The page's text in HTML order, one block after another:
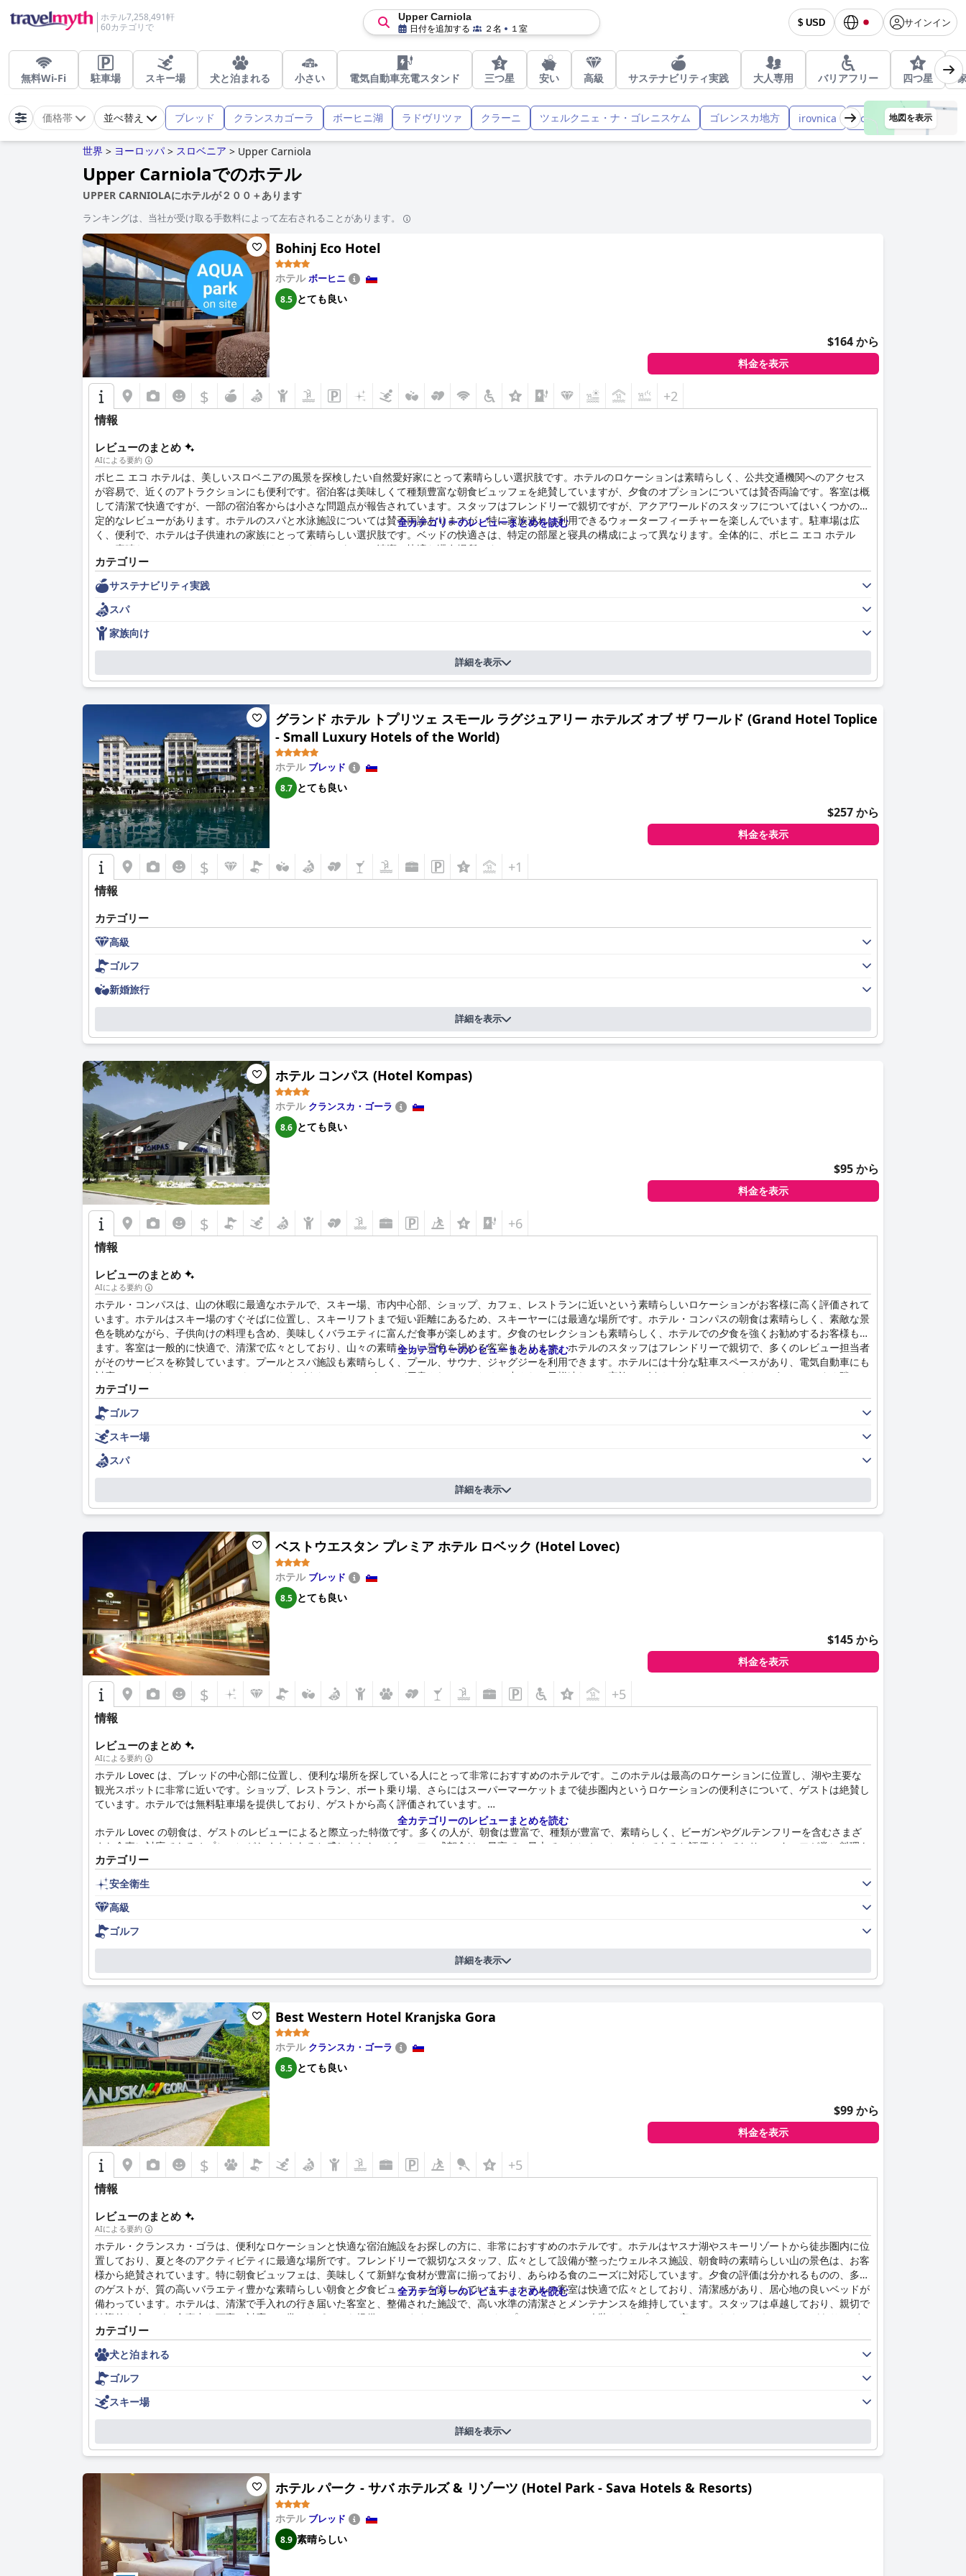
ホテル7,258,491軒
60カテゴリで
$ USD サインイン
Upper Carniola
日付を追加する ２名 １室
無料Wi-Fi 駐車場 スキー場 犬と泊まれる 小さい 電気自動車充電スタンド 三つ星 安い 高級 サステナビリティ実践 大人専用 バリアフリー 四つ星
価格帯 並べ替え ブレッド クランスカゴーラ ボーヒニ湖 ラドヴリツァ クラーニ ツェルクニェ・ナ・ゴレニスケム ゴレンスカ地方 irovnica kofja Loka Tric
地図を表示
世界 > ヨーロッパ > スロベニア > Upper Carniola
Upper Carniolaでのホテル
UPPER CARNIOLAにホテルが２００＋あります
ランキングは、当社が受け取る手数料によって左右されることがあります。
Bohinj Eco Hotel
ホテルボーヒニ
8.5 とても良い
$164 から
料金を表示
$ +2
情報
レビューのまとめ
AIによる要約
ボヒニ エコ ホテルは、美しいスロベニアの風景を探検したい自然愛好家にとって素晴らしい選択肢です。ホテルのロケーションは素晴らしく、公共交通機関へのアクセス
が容易で、近くのアトラクションにも便利です。宿泊客は美味しくて種類豊富な朝食ビュッフェを絶賛していますが、夕食のオプションについては賛否両論です。客室は概
して清潔で快適ですが、一部の宿泊客からは小さな問題点が報告されています。スタッフはフレンドリーで親切ですが、アクアワールドのスタッフについてはいくつかの否
定的なレビューがあります。ホテルのスパと水泳施設については賛否両論ありますが、特に家族連れは利用できるウォーターフィーチャーを楽しんでいます。駐車場は広
く、便利で、ホテルは子供連れの家族にとって素晴らしい選択肢です。ベッドの快適さは、特定の部屋と寝具の構成によって異なります。全体的に、ボヒニ エコ ホテル
は、素晴らしいアメニティとフレンドリーなスタッフがいる、清潔で快適な滞在場所です。
全カテゴリーのレビューまとめを読む
カテゴリー
サステナビリティ実践
スパ
家族向け
詳細を表示
グランド ホテル トプリツェ スモール ラグジュアリー ホテルズ オブ ザ ワールド (Grand Hotel Toplice
- Small Luxury Hotels of the World)
ホテル ブレッド
8.7 とても良い
$257 から
料金を表示
$ +1
情報
カテゴリー
高級
ゴルフ
新婚旅行
詳細を表示
ホテル コンパス (Hotel Kompas)
ホテル クランスカ・ゴーラ
8.6 とても良い
$95 から
料金を表示
$ +6
情報
レビューのまとめ
AIによる要約
ホテル・コンパスは、山の休暇に最適なホテルで、スキー場、市内中心部、ショップ、カフェ、レストランに近いという素晴らしいロケーションがお客様に高く評価されて
います。ホテルはスキー場のすぐそばに位置し、スキーリフトまで短い距離にあるため、スキーヤーには最適な場所です。ホテル・コンパスの朝食は素晴らしく、素敵な景
色を眺めながら、子供向けの料理も含め、美味しくバラエティに富んだ食事が楽しめます。夕食のセレクションも素晴らしく、ホテルでの夕食を強くお勧めするお客様もい
ます。客室は一般的に快適で、清潔で広々としており、山々の素晴らしい景色を望める客室もあります。ホテルのスタッフはフレンドリーで親切で、多くのレビュー担当者
がそのサービスを称賛しています。プールとスパ施設も素晴らしく、プール、サウナ、ジャグジーを利用できます。ホテルには十分な駐車スペースがあり、電気自動車にも
対応しています。ホテル・コンパスは、さまざまなアクティビティが用意されているため、小さなお子様連れのご家族にお勧めです。ホテルはまた、ゲレンデのすぐ隣とい
う絶好のロケーションにあるため、スキー休暇にも最適な場所です。いくつかの小さな不満はありますが、ホテル・コンパスは一般的に優れた4つ星ホテルとして評価され
ています。
全カテゴリーのレビューまとめを読む
カテゴリー
ゴルフ
スキー場
スパ
詳細を表示
ベストウエスタン プレミア ホテル ロベック (Hotel Lovec)
ホテル ブレッド
8.5 とても良い
$145 から
料金を表示
$ +5
情報
レビューのまとめ
AIによる要約
ホテル Lovec は、ブレッドの中心部に位置し、便利な場所を探している人にとって非常におすすめのホテルです。このホテルは最高のロケーションに位置し、湖や主要な
観光スポットに非常に近いです。ショップ、レストラン、ボート乗り場、さらにはスーパーマーケットまで徒歩圏内というロケーションの便利さについて、ゲストは絶賛し
ています。ホテルでは無料駐車場を提供しており、ゲストから高く評価されています。
ホテル Lovec の朝食は、ゲストのレビューによると際立った特徴です。多くの人が、朝食は豊富で、種類が豊富で、素晴らしく、ビーガンやグルテンフリーを含むさまざ
まな食事に対応できるオプションがたくさんあると感じました。ビュッフェ式朝食は、最高で、最大で、センセーショナルであると評価されており、スタッフが常に料理を
補充していました。
ホテルのスタッフは、宿泊したゲストから高い評価を受けています。彼らは、フレンドリーで、礼儀正しく、親切で、役に立つと評されています。
ホテルは、快適で広々とした滞在をゲストに提供しており、多くのゲストが、広くて清潔な部屋を称賛しています。ホテル Lovec は、卓越した清潔さを誇り、施設全体で
非常に高いレベルの衛生状態が保たれています。
ホテルでは、リラックスできるスパ体験をゲストに提供しています。サウナとスパの温かい水は、心地よく、若返り効果のある体験を提供します。
ホテル Lovec のプールは、ゲストから賛否両論のレビューを受けていますが、清潔さとメンテナンスは特別な賞賛を得ています。
全体として、ゲストはホテル Lovec のスタッフとそのサービスに肯定的な経験をしています。改善すべき点はいくつかありますが、ゲストは概してホテル Lovec での滞在
を楽しんでいます。
全カテゴリーのレビューまとめを読む
カテゴリー
安全衛生
高級
ゴルフ
詳細を表示
Best Western Hotel Kranjska Gora
ホテル クランスカ・ゴーラ
8.5 とても良い
$99 から
料金を表示
$ +5
情報
レビューのまとめ
AIによる要約
ホテル・クランスカ・ゴラは、便利なロケーションと快適な宿泊施設をお探しの方に、非常におすすめのホテルです。ホテルはヤスナ湖やスキーリゾートから徒歩圏内に位
置しており、夏と冬のアクティビティに最適な場所です。フレンドリーで親切なスタッフ、広々として設備が整ったウェルネス施設、朝食時の素晴らしい山の景色は、お客
様から絶賛されています。特に朝食ビュッフェは、美味しくて新鮮な食材が豊富に揃っており、あらゆる食のニーズに対応しています。夕食の評価は分かれるものの、多く
のゲストが、質の高いバラエティ豊かな素晴らしい朝食と夕食ビュッフェを楽しんでいます。ホテルの客室は快適で広々としており、清潔感があり、居心地の良いベッドが
備わっています。ホテルは、清潔で手入れの行き届いた客室と、整備された施設で、高い水準の清潔さとメンテナンスを維持しています。スタッフは卓越しており、親切で
歓迎的な人々が、食事中も丁寧に対応し、常にサポートを提供しています。ホテルのスパとプールエリアは、改装されたプールと広々としたウェルネスエリアがあり、ゲス
トから肯定的なフィードバックを受けています。ホテルは、エントランスの目の前に広くてアクセスしやすい駐車場を提供しており、周辺地域を探索したい訪問者にとっ
て、ストレスのない体験となっています。また、このホテルは家族連れにも適しており、子供連れの家族に最適な温かく歓迎的な雰囲気があります。全体として、ホテル・
クランスカ・ゴラは、便利なロケーション、快適な宿泊施設、卓越したスタッフをお探しの方に最適な選択肢です。
全カテゴリーのレビューまとめを読む
カテゴリー
犬と泊まれる
ゴルフ
スキー場
詳細を表示
ホテル パーク - サバ ホテルズ & リゾーツ (Hotel Park - Sava Hotels & Resorts)
ホテル ブレッド
8.9 素晴らしい